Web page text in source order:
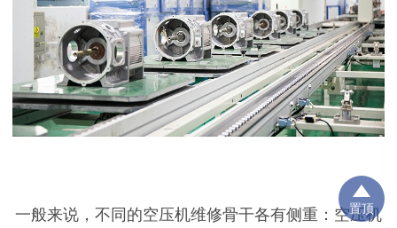
一般来说，不同的空压机维修骨干各有侧重：空压机
置顶